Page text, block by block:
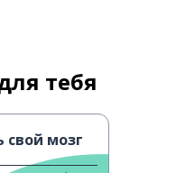
тебя
свой мозг